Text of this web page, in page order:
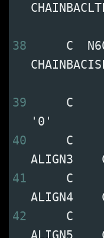
38
C  N60
39
C
40
C
41
C
42
C